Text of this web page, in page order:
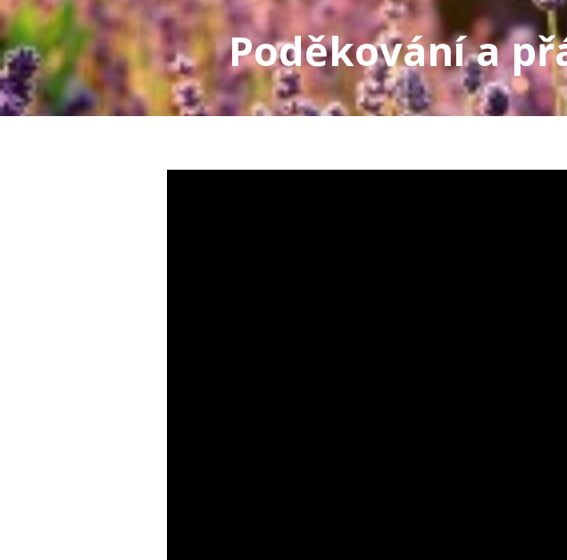
Poděkování a